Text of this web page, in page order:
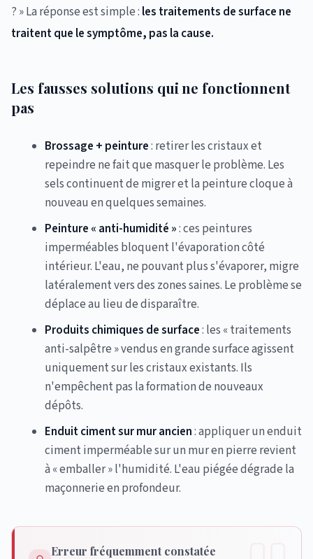
? » La réponse est simple : les traitements de surface ne
traitent que le symptôme, pas la cause.
Les fausses solutions qui ne fonctionnent
pas
Brossage + peinture: retirer les cristaux et
repeindre ne fait que masquer le problème. Les
sels continuent de migrer et la peinture cloque à
nouveau en quelques semaines.
Peinture « anti-humidité »: ces peintures
imperméables bloquent l'évaporation côté
intérieur. L'eau, ne pouvant plus s'évaporer, migre
latéralement vers des zones saines. Le problème se
déplace au lieu de disparaître.
Produits chimiques de surface: les « traitements
anti-salpêtre » vendus en grande surface agissent
uniquement sur les cristaux existants. Ils
n'empêchent pas la formation de nouveaux
dépôts.
Enduit ciment sur mur ancien: appliquer un enduit
ciment imperméable sur un mur en pierre revient
à « emballer » l'humidité. L'eau piégée dégrade la
maçonnerie en profondeur.
Erreur fréquemment constatée